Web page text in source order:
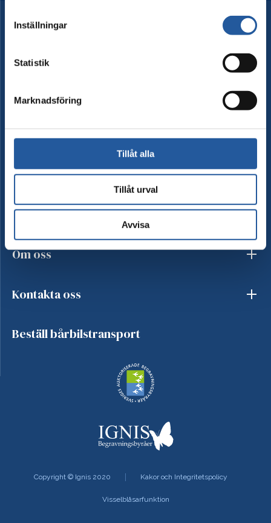
Inställningar
Statistik
Marknadsföring
Tillåt alla
Tillåt urval
Avvisa
Begravningsprodukter
Begravningstjänster
Om oss
Kontakta oss
Beställ bårbilstransport
Copyright © Ignis 2020 Kakor och Integritetspolicy
Visselblåsarfunktion